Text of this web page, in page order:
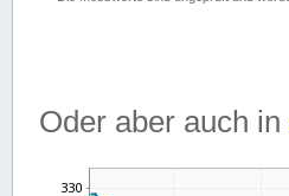
Oder aber auch in